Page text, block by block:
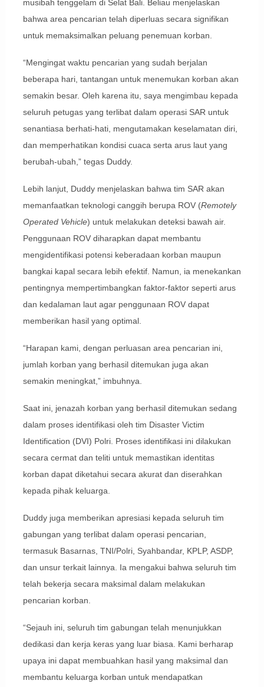
musibah tenggelam di Selat Bali. Beliau menjelaskan
bahwa area pencarian telah diperluas secara signifikan
untuk memaksimalkan peluang penemuan korban.
“Mengingat waktu pencarian yang sudah berjalan
beberapa hari, tantangan untuk menemukan korban akan
semakin besar. Oleh karena itu, saya mengimbau kepada
seluruh petugas yang terlibat dalam operasi SAR untuk
senantiasa berhati-hati, mengutamakan keselamatan diri,
dan memperhatikan kondisi cuaca serta arus laut yang
berubah-ubah,” tegas Duddy.
Lebih lanjut, Duddy menjelaskan bahwa tim SAR akan
memanfaatkan teknologi canggih berupa ROV (Remotely
Operated Vehicle) untuk melakukan deteksi bawah air.
Penggunaan ROV diharapkan dapat membantu
mengidentifikasi potensi keberadaan korban maupun
bangkai kapal secara lebih efektif. Namun, ia menekankan
pentingnya mempertimbangkan faktor-faktor seperti arus
dan kedalaman laut agar penggunaan ROV dapat
memberikan hasil yang optimal.
“Harapan kami, dengan perluasan area pencarian ini,
jumlah korban yang berhasil ditemukan juga akan
semakin meningkat,” imbuhnya.
Saat ini, jenazah korban yang berhasil ditemukan sedang
dalam proses identifikasi oleh tim Disaster Victim
Identification (DVI) Polri. Proses identifikasi ini dilakukan
secara cermat dan teliti untuk memastikan identitas
korban dapat diketahui secara akurat dan diserahkan
kepada pihak keluarga.
Duddy juga memberikan apresiasi kepada seluruh tim
gabungan yang terlibat dalam operasi pencarian,
termasuk Basarnas, TNI/Polri, Syahbandar, KPLP, ASDP,
dan unsur terkait lainnya. Ia mengakui bahwa seluruh tim
telah bekerja secara maksimal dalam melakukan
pencarian korban.
“Sejauh ini, seluruh tim gabungan telah menunjukkan
dedikasi dan kerja keras yang luar biasa. Kami berharap
upaya ini dapat membuahkan hasil yang maksimal dan
membantu keluarga korban untuk mendapatkan